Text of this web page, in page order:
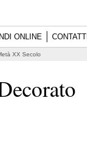
ONLINE CONTATTI
XX Secolo